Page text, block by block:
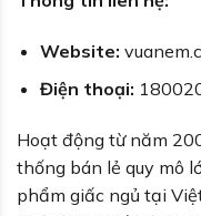
Website:
Điện thoại:
Hoạt động từ năm
thống bán lẻ quy mô
phẩm giấc ngủ tại